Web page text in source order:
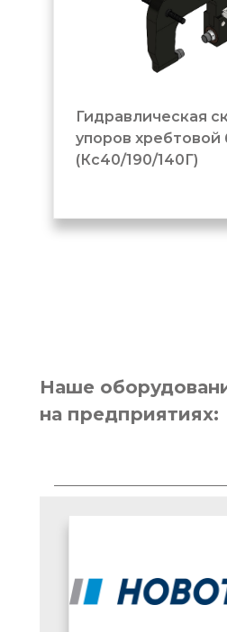
Гидравлическая
упоров хребтовой
(Кс40/190/140Г)
Наше
на предприятиях: